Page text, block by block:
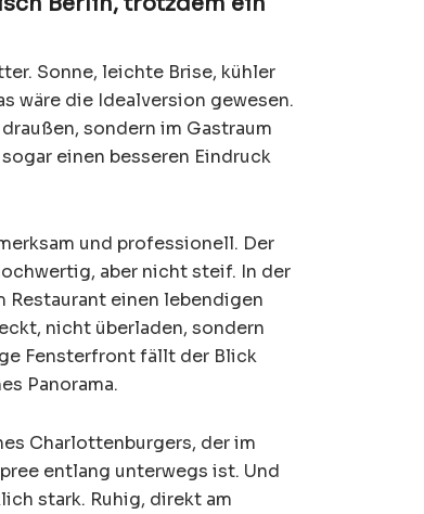
Sonne, leichte Brise, kühler
wäre die Idealversion gewesen.
sondern im Gastraum
einen besseren Eindruck
und professionell. Der
aber nicht steif. In der
Restaurant einen lebendigen
nicht überladen, sondern
Fensterfront fällt der Blick
Panorama.
Charlottenburgers, der im
entlang unterwegs ist. Und
stark. Ruhig, direkt am